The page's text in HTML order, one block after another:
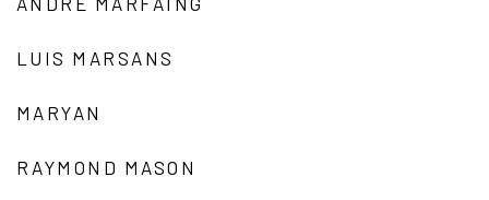
LUIS MARSANS
MARYAN
RAYMOND MASON